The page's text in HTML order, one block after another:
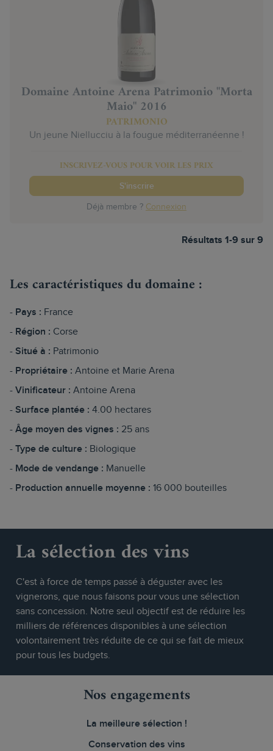
Domaine Antoine Arena Patrimonio "Morta
Maio" 2016
PATRIMONIO
Un jeune Niellucciu à la fougue méditerranéenne !
INSCRIVEZ-VOUS POUR VOIR LES PRIX
S'inscrire
Déjà membre ? Connexion
Résultats 1-9 sur 9
Les caractéristiques du domaine :
Pays : France
Région : Corse
Situé à : Patrimonio
Propriétaire : Antoine et Marie Arena
Vinificateur : Antoine Arena
Surface plantée : 4.00 hectares
Âge moyen des vignes : 25 ans
Type de culture : Biologique
Mode de vendange : Manuelle
Production annuelle moyenne : 16 000 bouteilles
La sélection des vins
C'est à force de temps passé à déguster avec les
vignerons, que nous faisons pour vous une sélection
sans concession. Notre seul objectif est de réduire les
milliers de références disponibles à une sélection
volontairement très réduite de ce qui se fait de mieux
pour tous les budgets.
Nos engagements
La meilleure sélection !
Conservation des vins